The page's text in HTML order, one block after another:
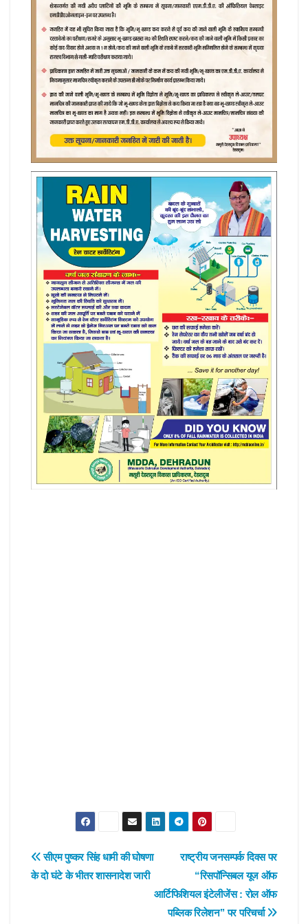
Post
navigation
राष्ट्रीय जनसम्पर्क दिवस पर
“रिसपॉन्सिबल यूज ऑफ
आर्टिफिशियल इंटेलीजेंस : रोल ऑफ
पब्लिक रिलेशन’’ पर परिचर्चा
सीएम पुष्कर सिंह धामी की घोषणा
के दो घंटे के भीतर शासनादेश जारी